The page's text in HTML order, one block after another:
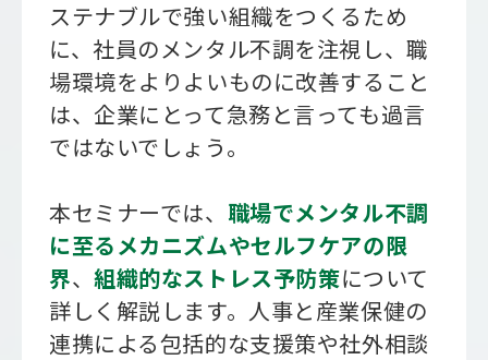
ステナブルで強い組織をつくるため
に、社員のメンタル不調を注視し、職
場環境をよりよいものに改善すること
は、企業にとって急務と言っても過言
ではないでしょう。
本セミナーでは、 職場でメンタル不調
に至るメカニズムやセルフケアの限
界、組織的なストレス予防策について
詳しく解説します。人事と産業保健の
連携による包括的な支援策や社外相談